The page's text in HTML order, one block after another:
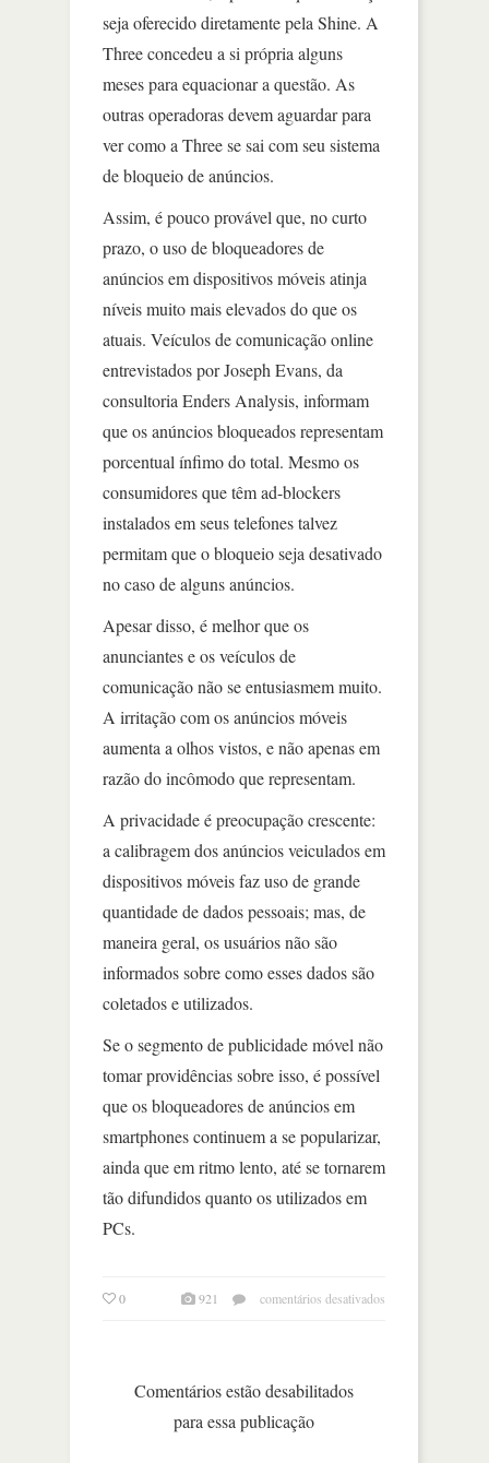
seja oferecido diretamente pela Shine. A
Three concedeu a si própria alguns
meses para equacionar a questão. As
outras operadoras devem aguardar para
ver como a Three se sai com seu sistema
de bloqueio de anúncios.
Assim, é pouco provável que, no curto
prazo, o uso de bloqueadores de
anúncios em dispositivos móveis atinja
níveis muito mais elevados do que os
atuais. Veículos de comunicação online
entrevistados por Joseph Evans, da
consultoria Enders Analysis, informam
que os anúncios bloqueados representam
porcentual ínfimo do total. Mesmo os
consumidores que têm ad-blockers
instalados em seus telefones talvez
permitam que o bloqueio seja desativado
no caso de alguns anúncios.
Apesar disso, é melhor que os
anunciantes e os veículos de
comunicação não se entusiasmem muito.
A irritação com os anúncios móveis
aumenta a olhos vistos, e não apenas em
razão do incômodo que representam.
A privacidade é preocupação crescente:
a calibragem dos anúncios veiculados em
dispositivos móveis faz uso de grande
quantidade de dados pessoais; mas, de
maneira geral, os usuários não são
informados sobre como esses dados são
coletados e utilizados.
Se o segmento de publicidade móvel não
tomar providências sobre isso, é possível
que os bloqueadores de anúncios em
smartphones continuem a se popularizar,
ainda que em ritmo lento, até se tornarem
tão difundidos quanto os utilizados em
PCs.
0 921 comentários desativados
Comentários estão desabilitados
para essa publicação